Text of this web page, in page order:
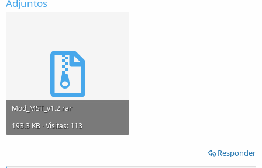
Adjuntos
Mod_MST_v1.2.rar
193.3 KB · Visitas: 113
Responder